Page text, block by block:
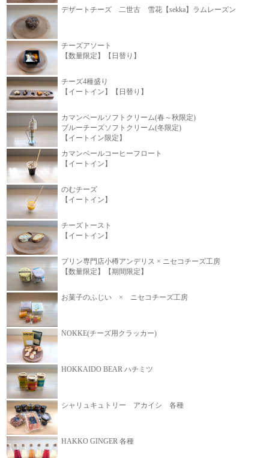
デザートチーズ 二世古 雪花【sekka】ラムレーズン
チーズアソート
【数量限定】【日替り】
チーズ4種盛り
【イートイン】【日替り】
カマンベールソフトクリーム(春～秋限定)
ブルーチーズソフトクリーム(冬限定)
【イートイン限定】
カマンベールコーヒーフロート
【イートイン】
のむチーズ
【イートイン】
チーズトースト
【イートイン】
プリン専門店小樽アンデリス × ニセコチーズ工房
【数量限定】【期間限定】
お菓子のふじい × ニセコチーズ工房
NOKKE(チーズ用クラッカー)
HOKKAIDO BEAR ハチミツ
シャリュキュトリー アカイシ 各種
HAKKO GINGER 各種